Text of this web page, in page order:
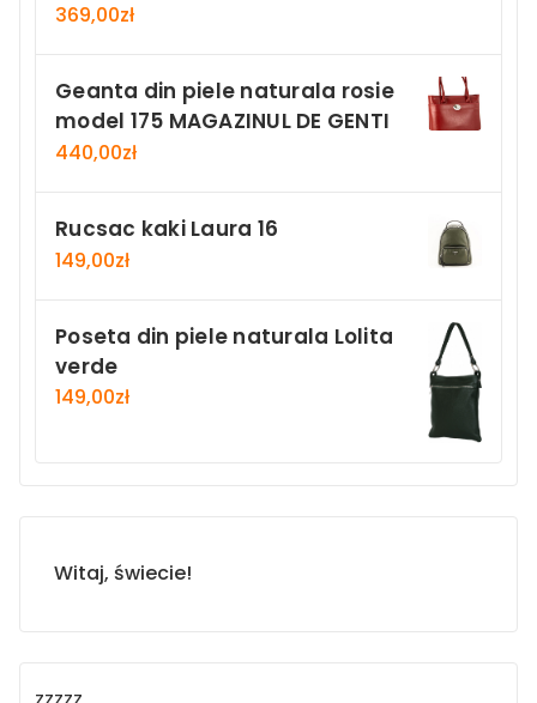
369,00zł
Geanta din piele naturala rosie
model 175 MAGAZINUL DE GENTI
440,00zł
Rucsac kaki Laura 16
149,00zł
Poseta din piele naturala Lolita
verde
149,00zł
Witaj, świecie!